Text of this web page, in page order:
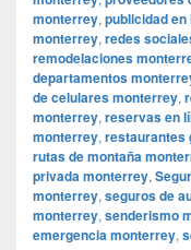
monterrey, publicidad
monterrey, redes
remodelaciones
departamentos
de celulares monterrey,
monterrey, reservas en
monterrey, restaurantes
rutas de montaña
privada monterrey,
monterrey, seguros de
monterrey, senderismo
emergencia monterrey,